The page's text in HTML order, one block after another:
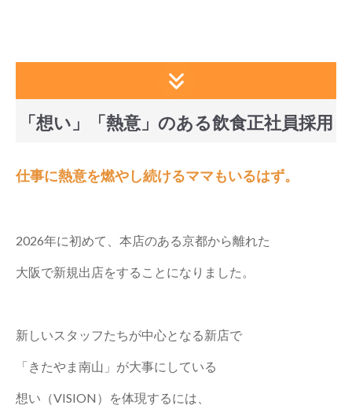
「想い」「熱意」のある飲食正社員採用
仕事に熱意を燃やし続けるママもいるはず。
2026年に初めて、本店のある京都から離れた
大阪で新規出店をすることになりました。
新しいスタッフたちが中心となる新店で
「きたやま南山」が大事にしている
想い（VISION）を体現するには、